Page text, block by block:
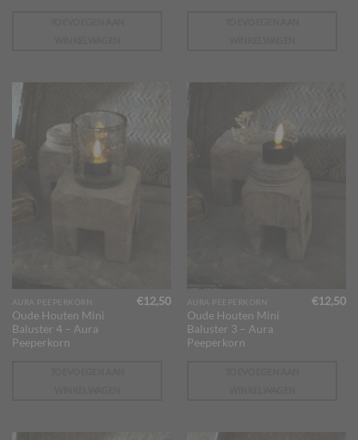
AURA PEEPERKORN
Oude Houten Mini
Baluster 4 – Aura
Peeperkorn
€12,50 AURA PEEPERKORN
Oude Houten Mini
Baluster 3 – Aura
Peeperkorn
€12,50